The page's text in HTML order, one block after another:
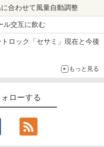
合わせて風量自動調整
ル交互に飲む
ロック「セサミ」現在と今後
もっと見る
ローする